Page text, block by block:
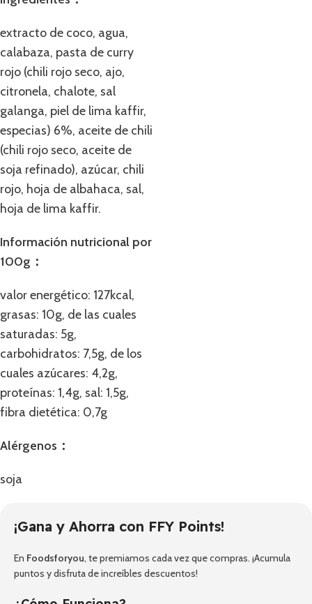
extracto de coco, agua,
calabaza, pasta de curry
rojo (chili rojo seco, ajo,
citronela, chalote, sal
galanga, piel de lima kaffir,
especias) 6%, aceite de chili
(chili rojo seco, aceite de
soja refinado), azúcar, chili
rojo, hoja de albahaca, sal,
hoja de lima kaffir.
Información nutricional por
100g：
valor energético: 127kcal,
grasas: 10g, de las cuales
saturadas: 5g,
carbohidratos: 7,5g, de los
cuales azúcares: 4,2g,
proteínas: 1,4g, sal: 1,5g,
fibra dietética: 0,7g
Alérgenos：
soja
¡Gana y Ahorra con FFY Points!
En Foodsforyou, te premiamos cada vez que compras. ¡Acumula
puntos y disfruta de increíbles descuentos!